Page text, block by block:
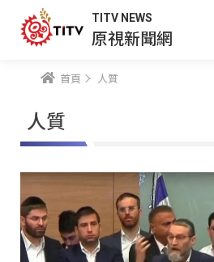
TITV NEWS
原視新聞網
首頁 人質
人質